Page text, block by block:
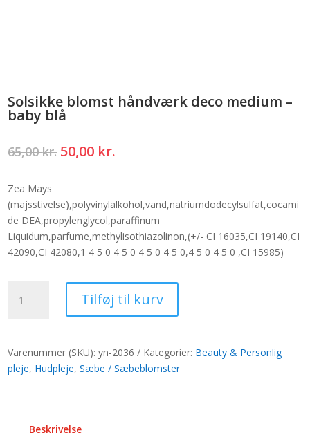
Solsikke blomst håndværk deco medium –
baby blå
65,00kr. Den
var:
65,00 kr..
50,00 kr.
er:
50,00 kr..
Zea Mays
(majsstivelse),polyvinylalkohol,vand,natriumdodecylsulfat,cocami
de DEA,propylenglycol,paraffinum
Liquidum,parfume,methylisothiazolinon,(+/- CI 16035,CI 19140,CI
42090,CI 42080,1 4 5 0 4 5 0 4 5 0 4 5 0,4 5 0 4 5 0 ,CI 15985)
blomst
medium
-
antal
Tilføj til kurv
Varenummer (SKU):yn-2036 Kategorier: Beauty & Personlig
pleje, Hudpleje,Sæbe / Sæbeblomster
Beskrivelse